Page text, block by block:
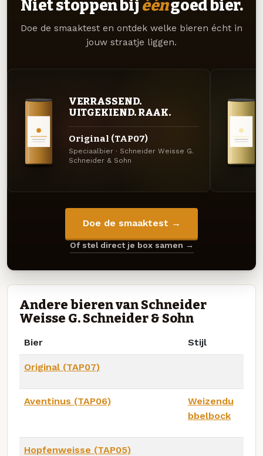
Niet stoppen bij ééngoed bier.
Doe de smaaktest en ontdek welke bieren écht in
jouw straatje liggen.
VERRASSEND.
UITGEKIEND. RAAK.
Original (TAP07)
Speciaalbier · Schneider Weisse G.
Schneider & Sohn
Doe de smaaktest →
Of stel direct je box samen →
Andere bieren van Schneider
Weisse G. Schneider & Sohn
Bier Stijl
Original (TAP07)
Aventinus (TAP06)
Weizendu
bbelbock
Hopfenweisse (TAP05)